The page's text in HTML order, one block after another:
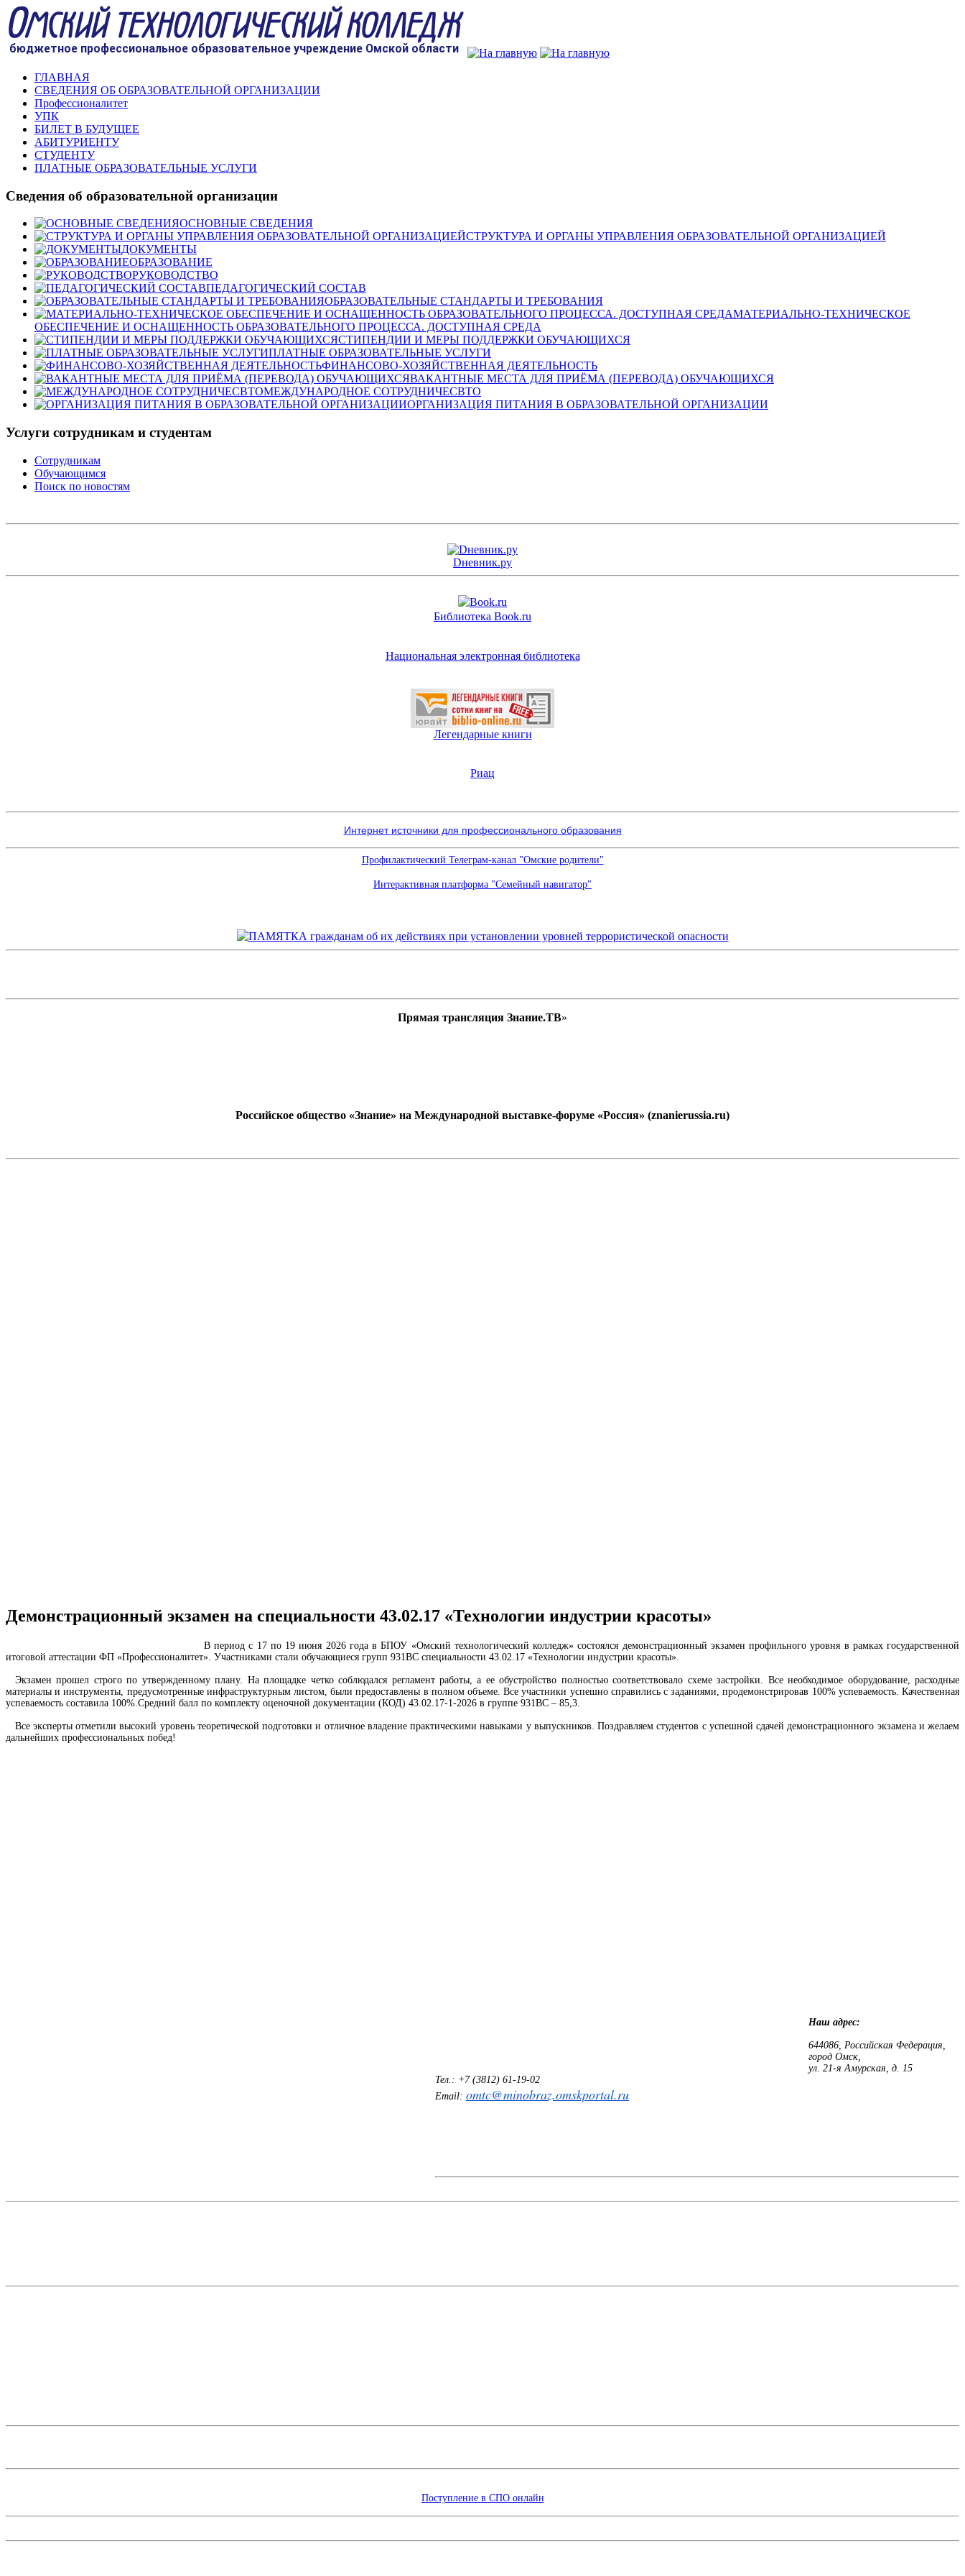
ГЛАВНАЯ
СВЕДЕНИЯ ОБ ОБРАЗОВАТЕЛЬНОЙ ОРГАНИЗАЦИИ
Профессионалитет
УПК
БИЛЕТ В БУДУЩЕЕ
АБИТУРИЕНТУ
СТУДЕНТУ
ПЛАТНЫЕ ОБРАЗОВАТЕЛЬНЫЕ УСЛУГИ
Сведения об образовательной организации
ОСНОВНЫЕ СВЕДЕНИЯ
СТРУКТУРА И ОРГАНЫ УПРАВЛЕНИЯ ОБРАЗОВАТЕЛЬНОЙ ОРГАНИЗАЦИЕЙ
ДОКУМЕНТЫ
ОБРАЗОВАНИЕ
РУКОВОДСТВО
ПЕДАГОГИЧЕСКИЙ СОСТАВ
ОБРАЗОВАТЕЛЬНЫЕ СТАНДАРТЫ И ТРЕБОВАНИЯ
МАТЕРИАЛЬНО-ТЕХНИЧЕСКОЕ
ОБЕСПЕЧЕНИЕ И ОСНАЩЕННОСТЬ ОБРАЗОВАТЕЛЬНОГО ПРОЦЕССА. ДОСТУПНАЯ СРЕДА
СТИПЕНДИИ И МЕРЫ ПОДДЕРЖКИ ОБУЧАЮЩИХСЯ
ПЛАТНЫЕ ОБРАЗОВАТЕЛЬНЫЕ УСЛУГИ
ФИНАНСОВО-ХОЗЯЙСТВЕННАЯ ДЕЯТЕЛЬНОСТЬ
ВАКАНТНЫЕ МЕСТА ДЛЯ ПРИЁМА (ПЕРЕВОДА) ОБУЧАЮЩИХСЯ
МЕЖДУНАРОДНОЕ СОТРУДНИЧЕСВТО
ОРГАНИЗАЦИЯ ПИТАНИЯ В ОБРАЗОВАТЕЛЬНОЙ ОРГАНИЗАЦИИ
Услуги сотрудникам и студентам
Сотрудникам
Обучающимся
Поиск по новостям
Dневник.ру
Библиотека Book.ru
Национальная электронная библиотека
Легендарные книги
Риац
Интернет источники для профессионального образования
Профилактический Телеграм-канал "Омские родители"
Интерактивная платформа "Семейный навигатор"
Прямая трансляция Знание.ТВ»
Российское общество «Знание» на Международной выставке-форуме «Россия» (znanierussia.ru)
Демонстрационный экзамен на специальности 43.02.17 «Технологии индустрии красоты»
В период с 17 по 19 июня 2026 года в БПОУ «Омский технологический колледж» состоялся демонстрационный экзамен профильного уровня в рамках государственной
итоговой аттестации ФП «Профессионалитет». Участниками стали обучающиеся групп 931ВС специальности 43.02.17 «Технологии индустрии красоты».
Экзамен прошел строго по утвержденному плану. На площадке четко соблюдался регламент работы, а ее обустройство полностью соответствовало схеме застройки. Все необходимое оборудование, расходные
материалы и инструменты, предусмотренные инфраструктурным листом, были предоставлены в полном объеме. Все участники успешно справились с заданиями, продемонстрировав 100% успеваемость. Качественная
успеваемость составила 100%.Средний балл по комплекту оценочной документации (КОД) 43.02.17-1-2026 в группе 931ВС – 85,3.
Все эксперты отметили высокий уровень теоретической подготовки и отличное владение практическими навыками у выпускников. Поздравляем студентов с успешной сдачей демонстрационного экзамена и желаем
дальнейших профессиональных побед!
Наш адрес:
644086, Российская Федерация,
город Омск,
ул. 21-я Амурская, д. 15
Тел.: +7 (3812) 61-19-02
Email: omtc@minobraz.omskportal.ru
Поступление в СПО онлайн